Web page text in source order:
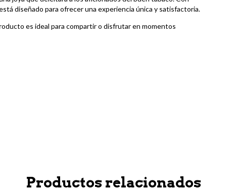
diseñado para ofrecer una experiencia única y satisfactoria.
es ideal para compartir o disfrutar en momentos
Productos relacionados